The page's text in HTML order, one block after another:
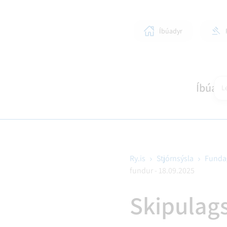
Íbúar
LÍFIÐ Í RANGÁRÞINGI YTRA
Íbúadyr
Ry.is Stjórnsýsla
fundur - 18.09.2025